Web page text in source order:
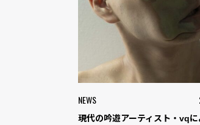
NEWS
現代の吟遊アーティスト・vq